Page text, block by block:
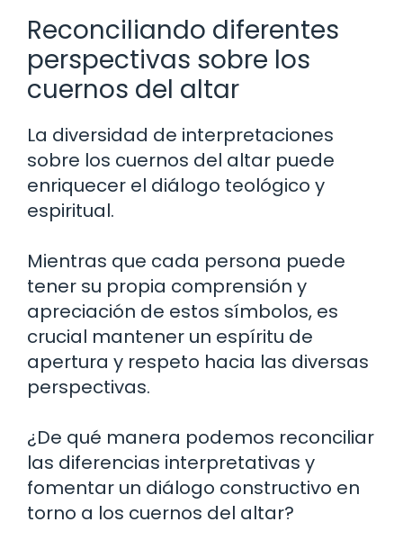
Reconciliando diferentes
perspectivas sobre los
cuernos del altar
La diversidad de interpretaciones
sobre los cuernos del altar puede
enriquecer el diálogo teológico y
espiritual.
Mientras que cada persona puede
tener su propia comprensión y
apreciación de estos símbolos, es
crucial mantener un espíritu de
apertura y respeto hacia las diversas
perspectivas.
¿De qué manera podemos reconciliar
las diferencias interpretativas y
fomentar un diálogo constructivo en
torno a los cuernos del altar?